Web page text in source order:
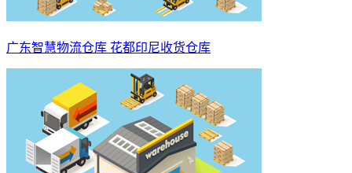
广东智慧物流仓库 花都印尼收货仓库